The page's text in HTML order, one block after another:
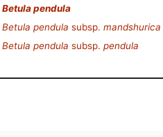
Betula pendula
Betula pendula subsp. mandshurica
Betula pendula subsp. pendula